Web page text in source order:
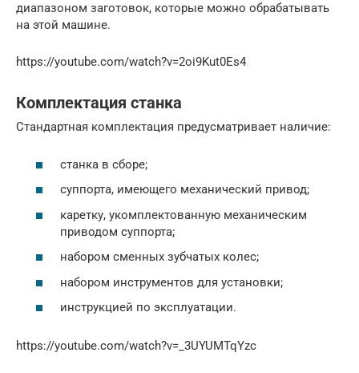
диапазоном заготовок, которые можно обрабатывать
на этой машине.
https://youtube.com/watch?v=2oi9Kut0Es4
Комплектация станка
Стандартная комплектация предусматривает наличие:
станка в сборе;
суппорта, имеющего механический привод;
каретку, укомплектованную механическим
приводом суппорта;
набором сменных зубчатых колес;
набором инструментов для установки;
инструкцией по эксплуатации.
https://youtube.com/watch?v=_3UYUMTqYzc